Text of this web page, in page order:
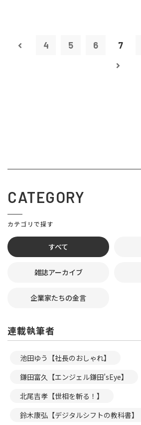
4 5 6 7
CATEGORY
カテゴリで探す
すべて
雑誌アーカイブ
企業家たちの金言
連載執筆者
池田ゆう【社長のおしゃれ】
鎌田富久【エンジェル鎌田’sEye】
北尾吉孝【世相を斬る！】
鈴木康弘【デジタルシフトの教科書】